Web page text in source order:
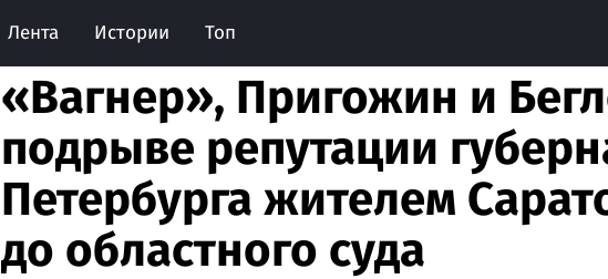
Лента Истории Топ
«Вагнер», Пригожин и
подрыве репутации
Петербурга жителем
до областного суда